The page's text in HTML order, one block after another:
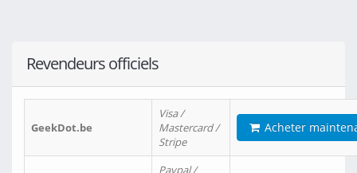
Revendeurs officiels
GeekDot.be
Visa /
Mastercard /
Stripe
Acheter
Paypal /